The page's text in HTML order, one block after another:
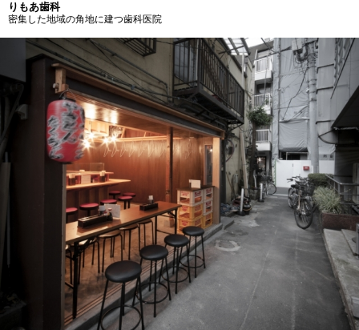
りもあ歯科
密集した地域の角地に建つ歯科医院